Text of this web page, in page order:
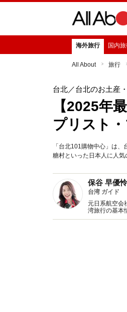
海外旅行 国内
All About 旅行
台北／台北のお土産
【2025年
プリスト
「台北101購物中心」は
糖村といった日本人に人気
保谷 早優怜
台湾 ガイド
元日系航空会
湾旅行の基本